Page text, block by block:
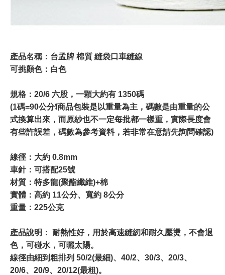
產品名稱：台孟牌 棉質 縫袋口車縫線
可挑顏色：白色
規格：20/6 六股，一顆大約有 1350碼
(1碼=90公分❗️商品包裝是以重量為主，碼數是由重量的公
式換算出來，而原紗也不一定每批都一樣重，實際長度會
有些許誤差，碼數為參考資料，若非常在意請先詢問確認)
線徑：大約 0.8mm
車針：可搭配25號
材質：特多龍(聚酯纖維)+棉
實體：高約 11公分、寬約 8公分
重量：225公克
產品說明： 耐熱性好，用於高速縫紉和耐久壓燙，不會退
色，可碰水，可曬太陽。
線徑由細到粗排列 50/2(最細)、40/2、30/3、20/3、
20/6、20/9、20/12(最粗)。